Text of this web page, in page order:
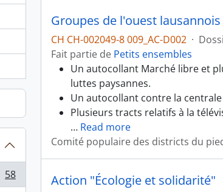
58
Groupes de l'ouest lausannois
CH CH-002049-8 009_AC-D002 ·
Fait partie de Petits ensembles
Un autocollant Marché libre et
luttes paysannes.
Un autocollant contre la
Plusieurs tracts relatifs à la
… Read more
Comité populaire des districts du
Action "Écologie et solidarité"